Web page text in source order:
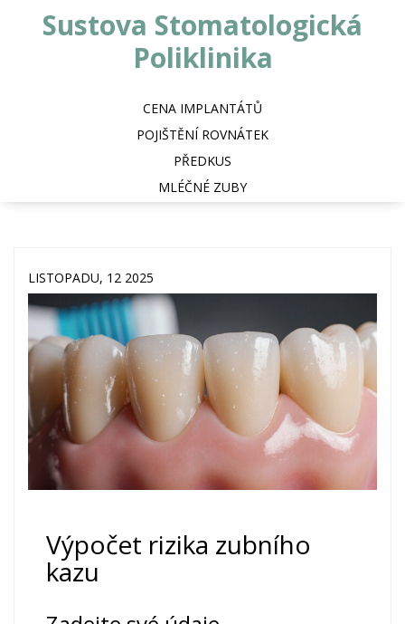
Sustova Stomatologická
Poliklinika
CENA IMPLANTÁTŮ
POJIŠTĚNÍ ROVNÁTEK
PŘEDKUS
MLÉČNÉ ZUBY
LISTOPADU, 12 2025
Výpočet rizika zubního
kazu